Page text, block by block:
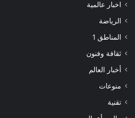
اخبار عالمية
الرياضة
المناطق 1
ثقافة وفنون
أخبار العالم
منوعات
تقنية